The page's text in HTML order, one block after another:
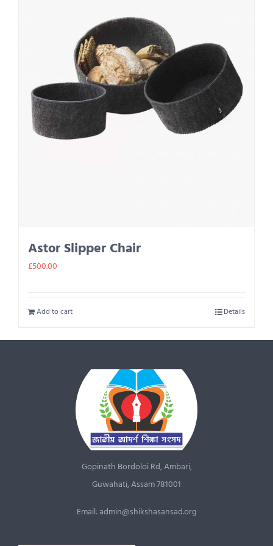
Astor Slipper Chair
£500.00
Add to cart Details
Gopinath Bordoloi Rd, Ambari,
Guwahati, Assam 781001
Email: admin@shikshasansad.org